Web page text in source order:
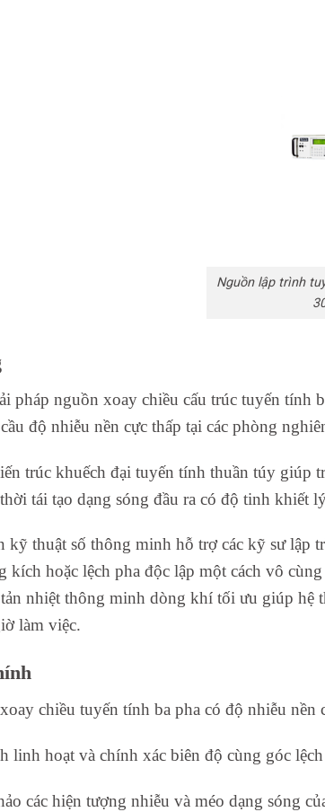
Nguồn lập trình
pháp nguồn xoay chiều cấu trúc tuyến tính
độ nhiễu nền cực thấp tại các phòng
trúc khuếch đại tuyến tính thuần túy giúp
tái tạo dạng sóng đầu ra có độ tinh khiết
kỹ thuật số thông minh hỗ trợ các kỹ sư lập
kích hoặc lệch pha độc lập một cách vô
nhiệt thông minh dòng khí tối ưu giúp
làm việc.
chiều tuyến tính ba pha có độ nhiễu nền
linh hoạt và chính xác biên độ cùng góc
các hiện tượng nhiễu và méo dạng sóng